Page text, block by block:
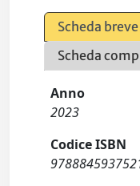
Scheda breve
Scheda
Anno
2023
Codice ISBN